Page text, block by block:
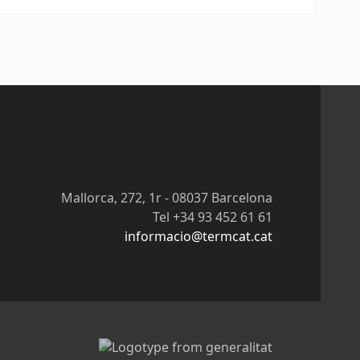
Mallorca, 272, 1r - 08037 Barcelona
Tel +34 93 452 61 61
informacio@termcat.cat